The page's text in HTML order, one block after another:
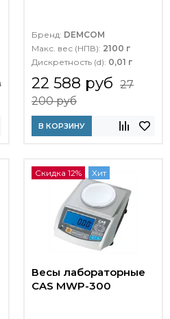
Бренд: DEMCOM
Макс. вес (НПВ): 2100 г
Дискретность (d): 0,01 г
22 588 руб 27
200 руб
В КОРЗИНУ
Скидка 12% Хит
Весы лабораторные
CAS MWP-300